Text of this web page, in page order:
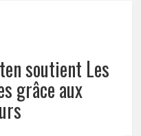
soutient Les
grâce aux